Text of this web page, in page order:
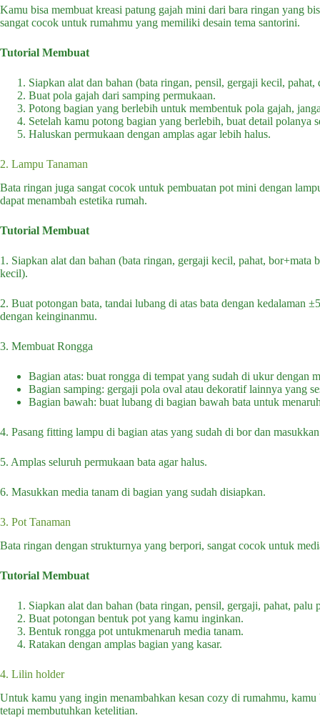
Kamu bisa membuat kreasi patung gajah mini dari bara ringan yang
sangat cocok untuk rumahmu yang memiliki desain tema santorini.
Tutorial Membuat
Siapkan alat dan bahan (bata ringan, pensil, gergaji kecil, pahat,
Buat pola gajah dari samping permukaan.
Potong bagian yang berlebih untuk membentuk pola gajah,
Setelah kamu potong bagian yang berlebih, buat detail polanya
Haluskan permukaan dengan amplas agar lebih halus.
2. Lampu Tanaman
Bata ringan juga sangat cocok untuk pembuatan pot mini dengan
dapat menambah estetika rumah.
Tutorial Membuat
1. Siapkan alat dan bahan (bata ringan, gergaji kecil, pahat,
kecil).
2. Buat potongan bata, tandai lubang di atas bata dengan kedalaman
dengan keinginanmu.
3. Membuat Rongga
Bagian atas: buat rongga di tempat yang sudah di ukur dengan
Bagian samping: gergaji pola oval atau dekoratif lainnya yang
Bagian bawah: buat lubang di bagian bawah bata untuk
4. Pasang fitting lampu di bagian atas yang sudah di bor dan
5. Amplas seluruh permukaan bata agar halus.
6. Masukkan media tanam di bagian yang sudah disiapkan.
3. Pot Tanaman
Bata ringan dengan strukturnya yang berpori, sangat cocok untuk
Tutorial Membuat
Siapkan alat dan bahan (bata ringan, pensil, gergaji, pahat, palu
Buat potongan bentuk pot yang kamu inginkan.
Bentuk rongga pot untukmenaruh media tanam.
Ratakan dengan amplas bagian yang kasar.
4. Lilin holder
Untuk kamu yang ingin menambahkan kesan cozy di rumahmu,
tetapi membutuhkan ketelitian.